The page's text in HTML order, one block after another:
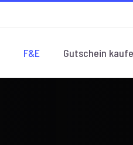
F&E Gutschein